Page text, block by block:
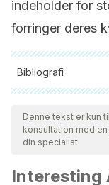
indeholder for
forringer deres
Bibliografi
Alle citerede kilder
for at sikre deres
Bibliografien i
Vlachojannis J,
Denne tekst er kun
konsultation med
din specialist.
Interesting